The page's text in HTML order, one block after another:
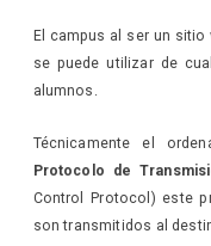
El campus al ser un sitio
se puede utilizar de
alumnos.
Técnicamente el
Protocolo de
Control Protocol) este
son transmitidos al